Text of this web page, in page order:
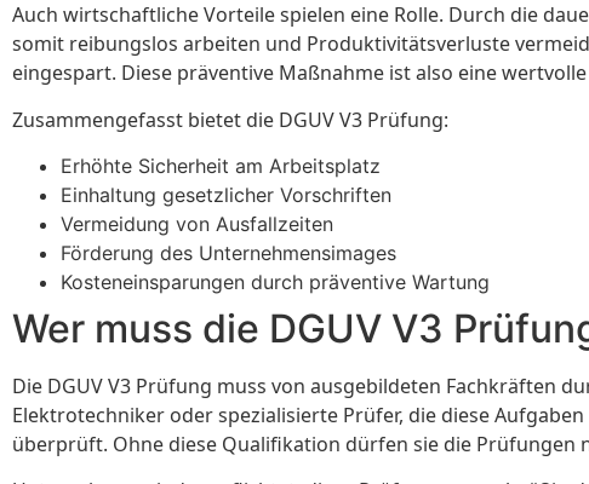
Auch wirtschaftliche Vorteile spielen eine Rolle. Durch die
somit reibungslos arbeiten und Produktivitätsverluste
eingespart. Diese präventive Maßnahme ist also eine
Zusammengefasst bietet die DGUV V3 Prüfung:
Erhöhte Sicherheit am Arbeitsplatz
Einhaltung gesetzlicher Vorschriften
Vermeidung von Ausfallzeiten
Förderung des Unternehmensimages
Kosteneinsparungen durch präventive Wartung
Wer muss die DGUV V3
Die DGUV V3 Prüfung muss von ausgebildeten Fachkräften
Elektrotechniker oder spezialisierte Prüfer, die diese
überprüft. Ohne diese Qualifikation dürfen sie die Prüfungen